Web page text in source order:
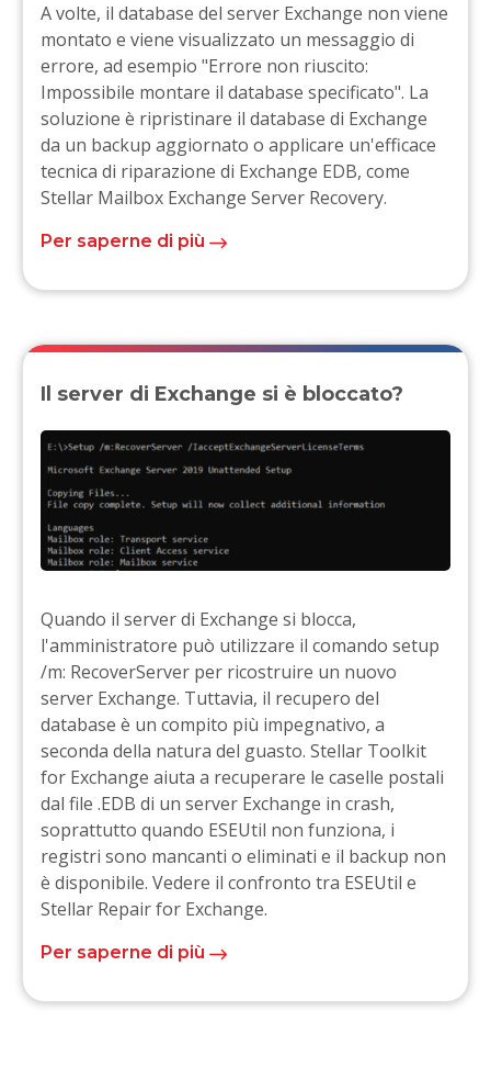
A volte, il database del server Exchange non viene
montato e viene visualizzato un messaggio di
errore, ad esempio "Errore non riuscito:
Impossibile montare il database specificato". La
soluzione è ripristinare il database di Exchange
da un backup aggiornato o applicare un'efficace
tecnica di riparazione di Exchange EDB, come
Stellar Mailbox Exchange Server Recovery.
Per saperne di più
Il server di Exchange si è bloccato?
Quando il server di Exchange si blocca,
l'amministratore può utilizzare il comando setup
/m: RecoverServer per ricostruire un nuovo
server Exchange. Tuttavia, il recupero del
database è un compito più impegnativo, a
seconda della natura del guasto. Stellar Toolkit
for Exchange aiuta a recuperare le caselle postali
dal file .EDB di un server Exchange in crash,
soprattutto quando ESEUtil non funziona, i
registri sono mancanti o eliminati e il backup non
è disponibile. Vedere il confronto tra ESEUtil e
Stellar Repair for Exchange.
Per saperne di più